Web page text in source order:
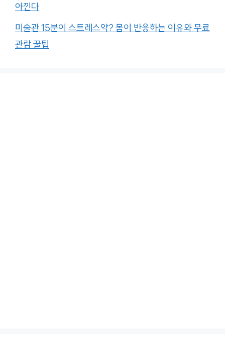
아낀다
미술관 15분이 스트레스약? 몸이 반응하는 이유와 무료
관람 꿀팁